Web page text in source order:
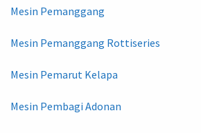
Mesin Pemanggang
Mesin Pemanggang Rottiseries
Mesin Pemarut Kelapa
Mesin Pembagi Adonan